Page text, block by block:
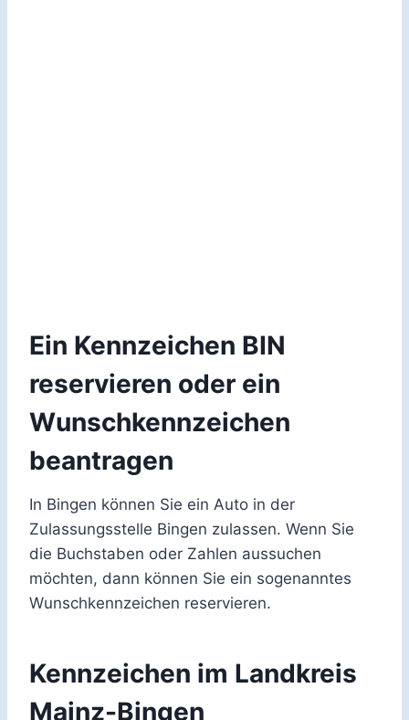
Ein Kennzeichen BIN
reservieren oder ein
Wunschkennzeichen
beantragen
In Bingen können Sie ein Auto in der
Zulassungsstelle Bingen zulassen. Wenn Sie
die Buchstaben oder Zahlen aussuchen
möchten, dann können Sie ein sogenanntes
Wunschkennzeichen reservieren.
Kennzeichen im Landkreis
Mainz-Bingen